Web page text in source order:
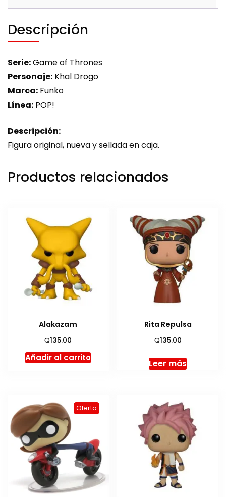
Descripción
Serie:Game of Thrones
Personaje: Khal Drogo
Marca: Funko
Línea: POP!
Descripción:
Figura original, nueva y sellada en caja.
Productos relacionados
Alakazam
Q135.00
Añadir al carrito
Rita Repulsa
Q135.00
Leer más
Oferta